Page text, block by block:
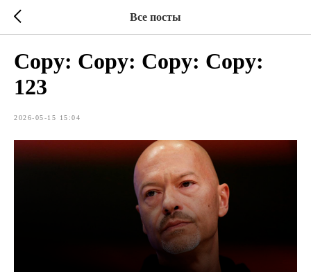
Все посты
Copy: Copy: Copy: Copy:
123
2026-05-15 15:04